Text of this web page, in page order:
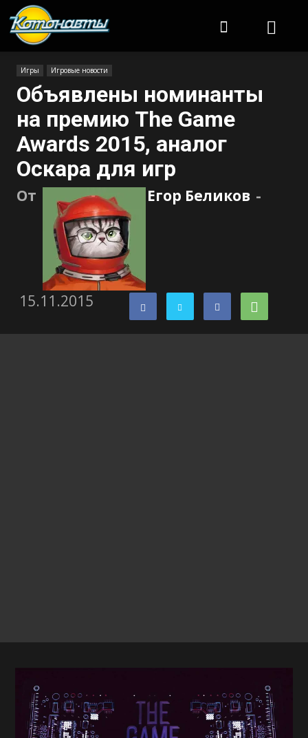
Игры Игровые новости
Объявлены номинанты
на премию The Game
Awards 2015, аналог
Оскара для игр
От Егор Беликов -
15.11.2015